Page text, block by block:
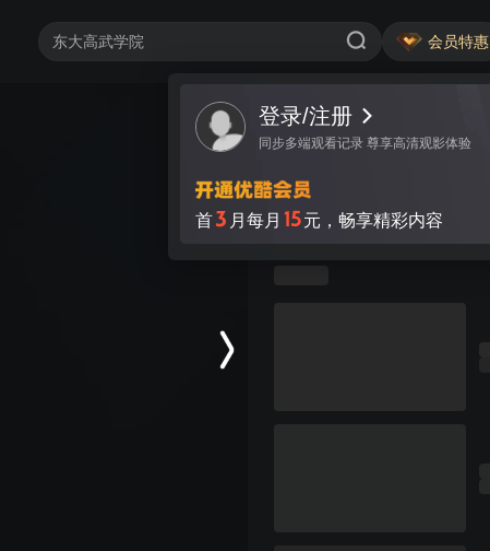
会员特惠
登录/注册
同步多端观看记录 尊享高清观影体验
首3 月每月 15元，畅享精彩内容